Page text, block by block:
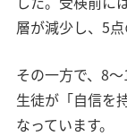
層が減少し、5
その一方で、8
生徒が「自信を
なっています。